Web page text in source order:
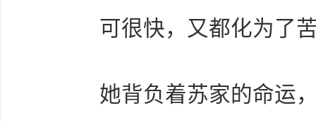
可很快，又都化为了
她背负着苏家的命运，